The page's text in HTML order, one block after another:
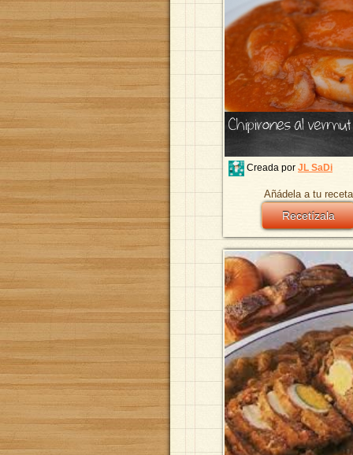
Chipirones al vermut
Creada por JL SaDi
Añádela a tu
Recetízala